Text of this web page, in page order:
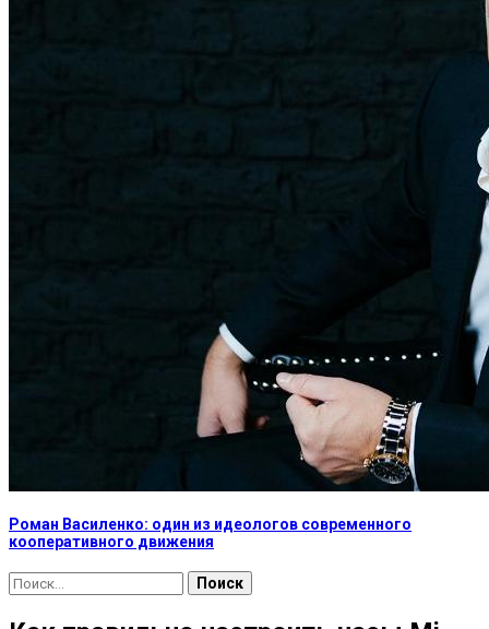
Роман Василенко: один из идеологов современного
кооперативного движения
Найти: